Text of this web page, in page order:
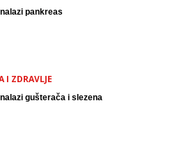
pankreas
I ZDRAVLJE
gušterača i slezena